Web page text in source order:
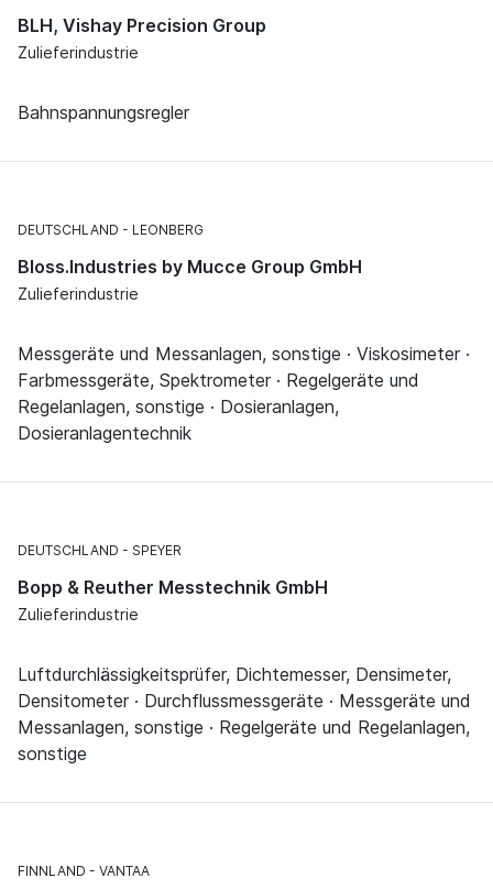
BLH, Vishay Precision Group
Zulieferindustrie
Bahnspannungsregler
DEUTSCHLAND LEONBERG
Bloss.Industries by Mucce Group GmbH
Zulieferindustrie
Messgeräte und Messanlagen, sonstige · Viskosimeter ·
Farbmessgeräte, Spektrometer · Regelgeräte und
Regelanlagen, sonstige · Dosieranlagen,
Dosieranlagentechnik
DEUTSCHLAND SPEYER
Bopp & Reuther Messtechnik GmbH
Zulieferindustrie
Luftdurchlässigkeitsprüfer, Dichtemesser, Densimeter,
Densitometer · Durchflussmessgeräte · Messgeräte und
Messanlagen, sonstige · Regelgeräte und Regelanlagen,
sonstige
FINNLAND VANTAA